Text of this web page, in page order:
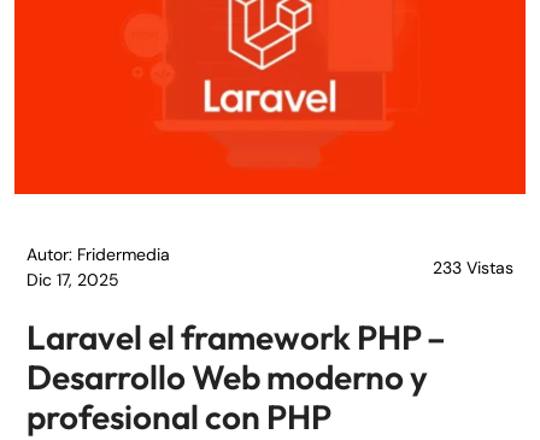
Autor: Fridermedia
Dic 17, 2025
233 Vistas
Laravel el framework PHP –
Desarrollo Web moderno y
profesional con PHP